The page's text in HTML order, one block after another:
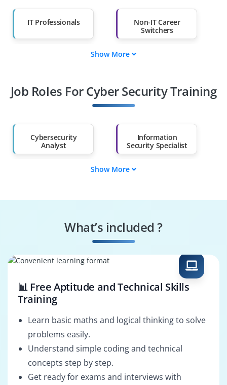
IT Professionals
Non-IT Career
Switchers
Diploma Holders
Professionals from
Other Fields
Than 60%
Show More
Job Roles For Cyber Security Training
Cybersecurity
Analyst
Information
Security Specialist
Security Architect
Security Operations
Show More
What’s included ?
📊 Free Aptitude and Technical Skills
Training
Learn basic maths and logical thinking to solve
problems easily.
Understand simple coding and technical
concepts step by step.
Get ready for exams and interviews with